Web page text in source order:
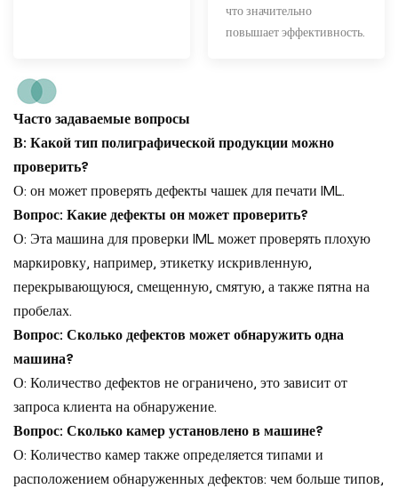
что значительно
повышает эффективность.
Часто задаваемые вопросы
В: Какой тип полиграфической продукции можно
проверить?
О: он может проверять дефекты чашек для печати IML.
Вопрос: Какие дефекты он может проверить?
О: Эта машина для проверки IML может проверять плохую
маркировку, например, этикетку искривленную,
перекрывающуюся, смещенную, смятую, а также пятна на
пробелах.
Вопрос: Сколько дефектов может обнаружить одна
машина?
О: Количество дефектов не ограничено, это зависит от
запроса клиента на обнаружение.
Вопрос: Сколько камер установлено в машине?
О: Количество камер также определяется типами и
расположением обнаруженных дефектов: чем больше типов,